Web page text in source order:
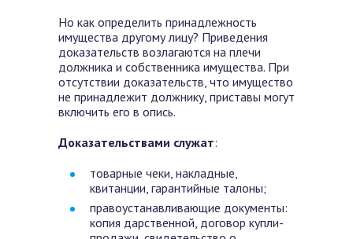
Но как определить принадлежность
имущества другому лицу? Приведения
доказательств возлагаются на плечи
должника и собственника имущества. При
отсутствии доказательств, что имущество
не принадлежит должнику, приставы могут
включить его в опись.
Доказательствами служат:
товарные чеки, накладные,
квитанции, гарантийные талоны;
правоустанавливающие документы:
копия дарственной, договор купли-